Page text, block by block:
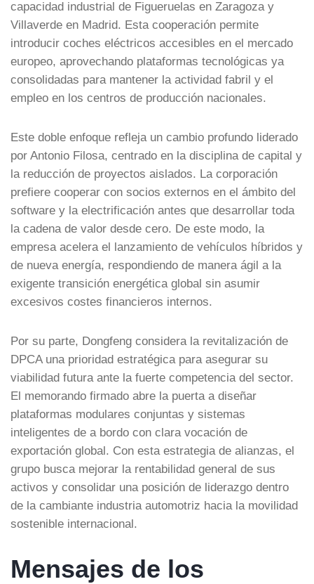
capacidad industrial de Figueruelas en Zaragoza y
Villaverde en Madrid. Esta cooperación permite
introducir coches eléctricos accesibles en el mercado
europeo, aprovechando plataformas tecnológicas ya
consolidadas para mantener la actividad fabril y el
empleo en los centros de producción nacionales.
Este doble enfoque refleja un cambio profundo liderado
por Antonio Filosa, centrado en la disciplina de capital y
la reducción de proyectos aislados. La corporación
prefiere cooperar con socios externos en el ámbito del
software y la electrificación antes que desarrollar toda
la cadena de valor desde cero. De este modo, la
empresa acelera el lanzamiento de vehículos híbridos y
de nueva energía, respondiendo de manera ágil a la
exigente transición energética global sin asumir
excesivos costes financieros internos.
Por su parte, Dongfeng considera la revitalización de
DPCA una prioridad estratégica para asegurar su
viabilidad futura ante la fuerte competencia del sector.
El memorando firmado abre la puerta a diseñar
plataformas modulares conjuntas y sistemas
inteligentes de a bordo con clara vocación de
exportación global. Con esta estrategia de alianzas, el
grupo busca mejorar la rentabilidad general de sus
activos y consolidar una posición de liderazgo dentro
de la cambiante industria automotriz hacia la movilidad
sostenible internacional.
Mensajes de los